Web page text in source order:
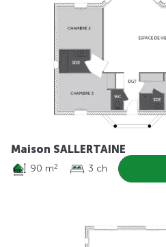
Maison SALLERTAINE
90 m2 3 ch